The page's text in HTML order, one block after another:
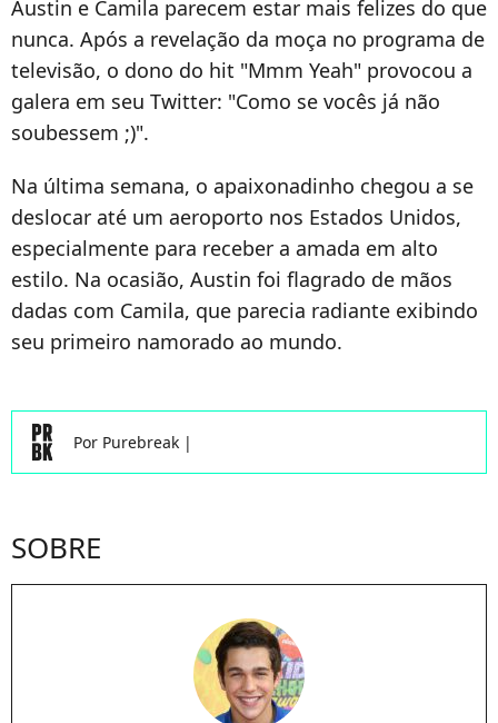
Austin e Camila parecem estar mais felizes do que
nunca. Após a revelação da moça no programa de
televisão, o dono do hit "Mmm Yeah" provocou a
galera em seu Twitter: "Como se vocês já não
soubessem ;)".
Na última semana, o apaixonadinho chegou a se
deslocar até um aeroporto nos Estados Unidos,
especialmente para receber a amada em alto
estilo. Na ocasião, Austin foi flagrado de mãos
dadas com Camila, que parecia radiante exibindo
seu primeiro namorado ao mundo.
Por Purebreak |
SOBRE